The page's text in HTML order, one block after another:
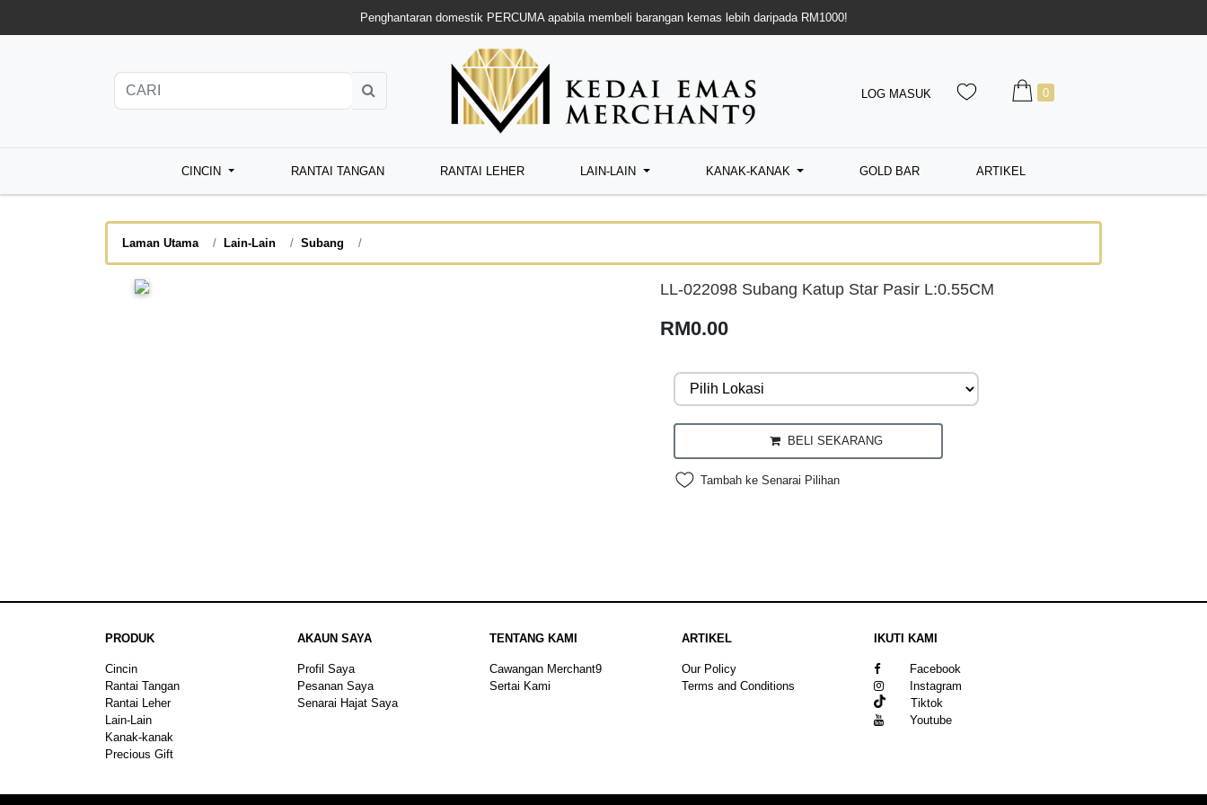
Penghantaran domestik PERCUMA apabila membeli barangan kemas lebih daripada RM1000!
LOG MASUK 0
CINCIN RANTAI TANGAN RANTAI LEHER LAIN-LAIN KANAK-KANAK GOLD BAR ARTIKEL
Laman Utama Lain-Lain Subang
LL-022098 Subang Katup Star Pasir L:0.55CM
RM0.00
BELI SEKARANG
Tambah ke Senarai Pilihan
PRODUK
Cincin
Rantai Tangan
Rantai Leher
Lain-Lain
Kanak-kanak
Precious Gift
AKAUN SAYA
Profil Saya
Pesanan Saya
Senarai Hajat Saya
TENTANG KAMI
Cawangan Merchant9
Sertai Kami
ARTIKEL
Our Policy
Terms and Conditions
IKUTI KAMI
Facebook
Instagram
Tiktok
Youtube